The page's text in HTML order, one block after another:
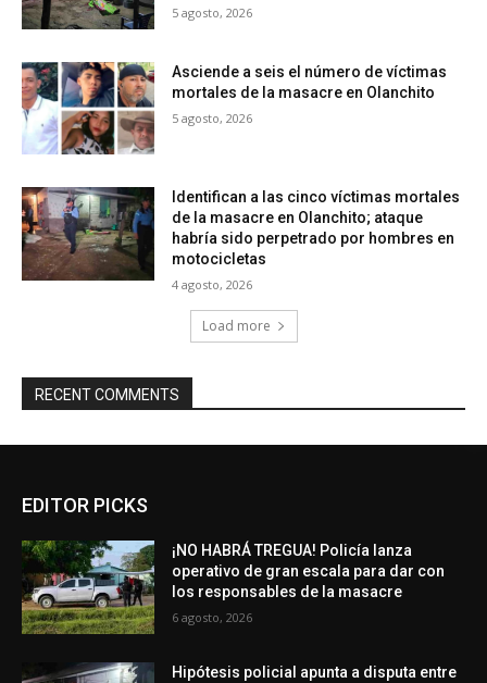
5 agosto, 2026
Asciende a seis el número de víctimas
mortales de la masacre en Olanchito
5 agosto, 2026
Identifican a las cinco víctimas mortales
de la masacre en Olanchito; ataque
habría sido perpetrado por hombres en
motocicletas
4 agosto, 2026
Load more
RECENT COMMENTS
EDITOR PICKS
¡NO HABRÁ TREGUA! Policía lanza
operativo de gran escala para dar con
los responsables de la masacre
6 agosto, 2026
Hipótesis policial apunta a disputa entre